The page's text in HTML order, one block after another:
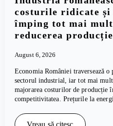
costurile ridicate
împing tot mai
reducerea
August 6, 2026
Economia României traversează
sectorul industrial, iar tot mai
majorarea costurilor de producție
competitivitatea. Prețurile la